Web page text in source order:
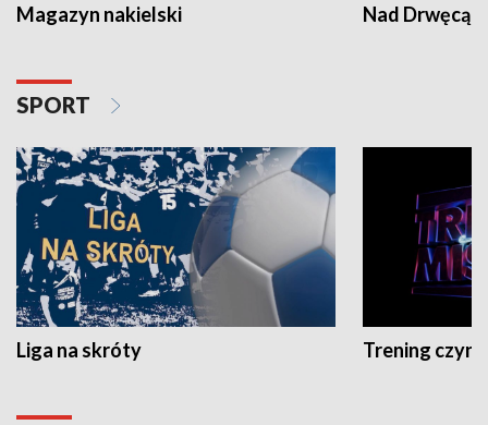
Magazyn nakielski Nad Drwęcą
SPORT
Liga na skróty Trening czyni